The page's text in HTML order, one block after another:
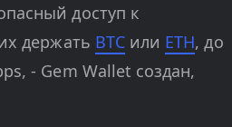
доступ к
держать BTCили ETH, до
- Gem Wallet создан,